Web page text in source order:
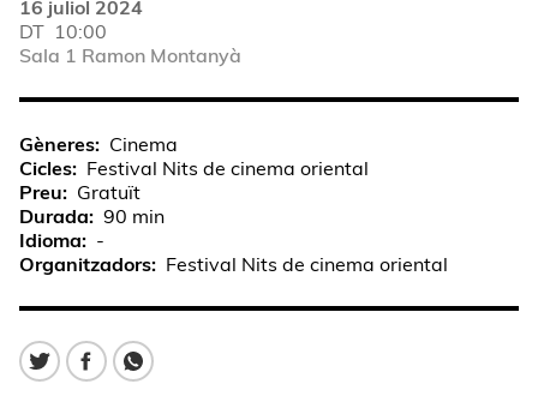
16 juliol 2024
DT 10:00
Sala 1 Ramon Montanyà
Gèneres
Cinema
Cicles
Festival Nits de cinema oriental
Preu
Gratuït
Durada
90 min
Idioma
-
Organitzadors
Festival Nits de cinema oriental